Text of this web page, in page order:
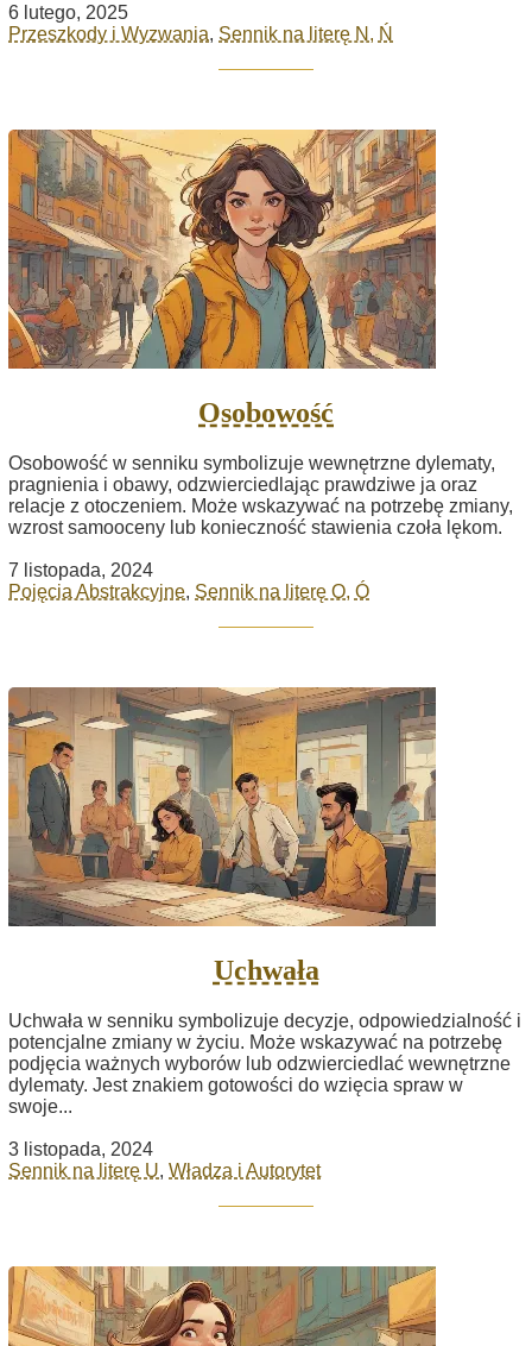
6 lutego, 2025
Przeszkody i Wyzwania, Sennik na literę N, Ń
Osobowość
Osobowość w senniku symbolizuje wewnętrzne dylematy,
pragnienia i obawy, odzwierciedlając prawdziwe ja oraz
relacje z otoczeniem. Może wskazywać na potrzebę zmiany,
wzrost samooceny lub konieczność stawienia czoła lękom.
7 listopada, 2024
Pojęcia Abstrakcyjne, Sennik na literę O, Ó
Uchwała
Uchwała w senniku symbolizuje decyzje, odpowiedzialność i
potencjalne zmiany w życiu. Może wskazywać na potrzebę
podjęcia ważnych wyborów lub odzwierciedlać wewnętrzne
dylematy. Jest znakiem gotowości do wzięcia spraw w
swoje...
3 listopada, 2024
Sennik na literę U, Władza i Autorytet